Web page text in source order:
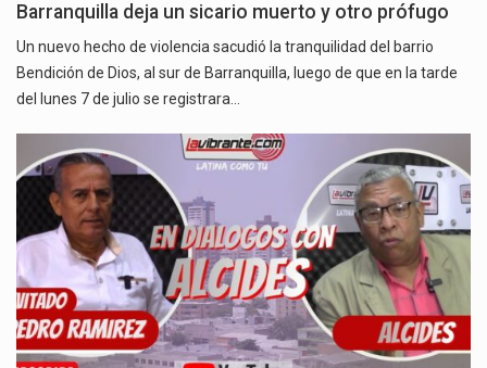
Barranquilla deja un sicario muerto y otro prófugo
Un nuevo hecho de violencia sacudió la tranquilidad del barrio
Bendición de Dios, al sur de Barranquilla, luego de que en la tarde
del lunes 7 de julio se registrara…